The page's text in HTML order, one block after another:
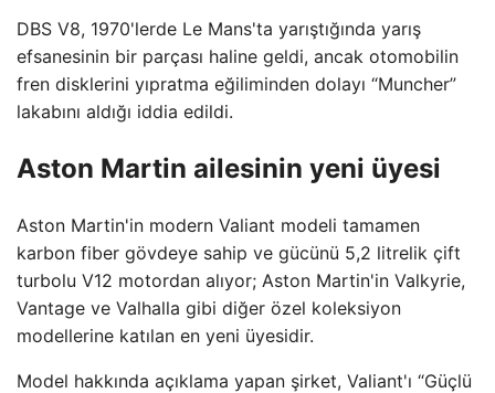
DBS V8, 1970'lerde Le Mans'ta yarıştığında yarış
efsanesinin bir parçası haline geldi, ancak otomobilin
fren disklerini yıpratma eğiliminden dolayı “Muncher”
lakabını aldığı iddia edildi.
Aston Martin ailesinin yeni üyesi
Aston Martin'in modern Valiant modeli tamamen
karbon fiber gövdeye sahip ve gücünü 5,2 litrelik çift
turbolu V12 motordan alıyor; Aston Martin'in Valkyrie,
Vantage ve Valhalla gibi diğer özel koleksiyon
modellerine katılan en yeni üyesidir.
Model hakkında açıklama yapan şirket, Valiant'ı “Güçlü